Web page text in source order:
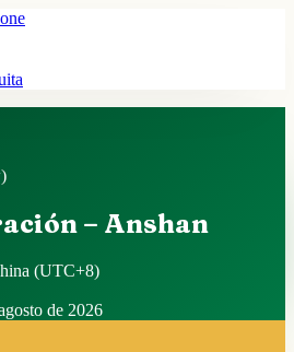
– Anshan
(UTC+8)
de 2026